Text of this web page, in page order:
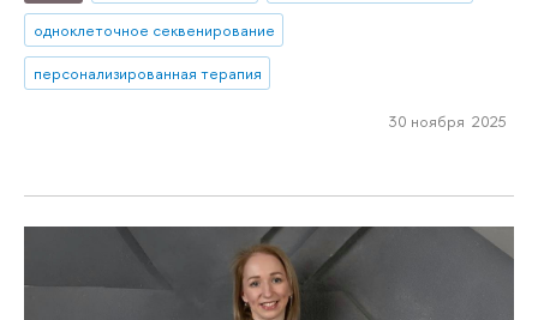
одноклеточное секвенирование
персонализированная терапия
30 ноября 2025